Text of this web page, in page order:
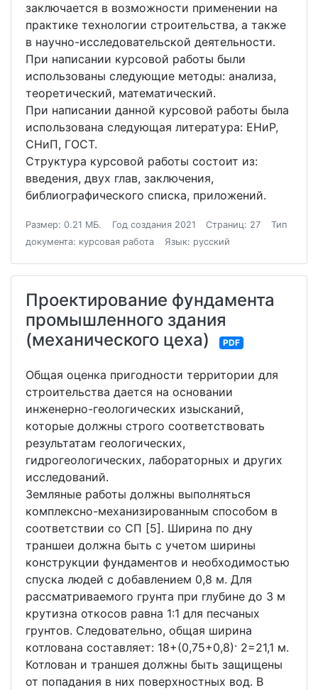
заключается в возможности применении на
практике технологии строительства, а также
в научно-исследовательской деятельности.
При написании курсовой работы были
использованы следующие методы: анализа,
теоретический, математический.
При написании данной курсовой работы была
использована следующая литература: ЕНиР,
СНиП, ГОСТ.
Структура курсовой работы состоит из:
введения, двух глав, заключения,
библиографического списка, приложений.
Размер: 0.21 МБ. Год создания 2021 Страниц: 27
Тип
документа: курсовая работа
Язык: русский
Проектирование фундамента
промышленного здания
(механического цеха)
PDF
Общая оценка пригодности территории для
строительства дается на основании
инженерно-геологических изысканий,
которые должны строго соответствовать
результатам геологических,
гидрогеологических, лабораторных и других
исследований.
Земляные работы должны выполняться
комплексно-механизированным способом в
соответствии со СП [5]. Ширина по дну
траншеи должна быть с учетом ширины
конструкции фундаментов и необходимостью
спуска людей с добавлением 0,8 м. Для
рассматриваемого грунта при глубине до 3 м
крутизна откосов равна 1:1 для песчаных
грунтов. Следовательно, общая ширина
котлована составляет: 18+(0,75+0,8)· 2=21,1 м.
Котлован и траншея должны быть защищены
от попадания в них поверхностных вод. В